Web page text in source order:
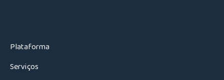
Plataforma
Serviços